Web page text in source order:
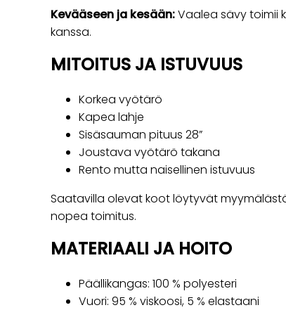
Kevääseen ja kesään:Vaalea sävy toimii
kanssa.
MITOITUS JA ISTUVUUS
Korkea vyötärö
Kapea lahje
Sisäsauman pituus 28”
Joustava vyötärö takana
Rento mutta naisellinen istuvuus
Saatavilla olevat koot löytyvät
nopea toimitus.
MATERIAALI JA HOITO
Päällikangas: 100 % polyesteri
Vuori: 95 % viskoosi, 5 % elastaani